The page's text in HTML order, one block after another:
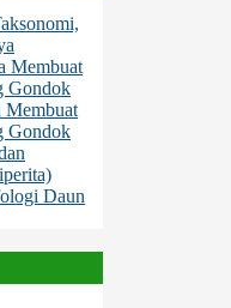
Membuat
Gondok
Membuat
Gondok
Daun